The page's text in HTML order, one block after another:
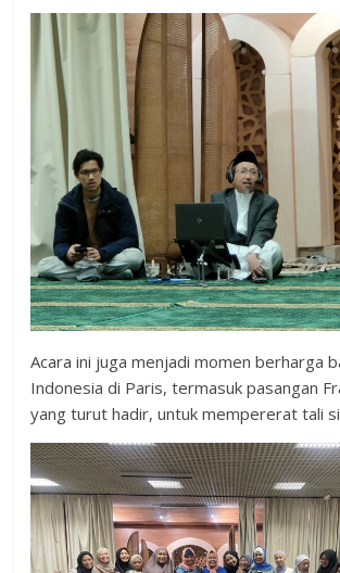
Acara ini juga menjadi momen berharga
Indonesia di Paris, termasuk pasangan
yang turut hadir, untuk mempererat tali